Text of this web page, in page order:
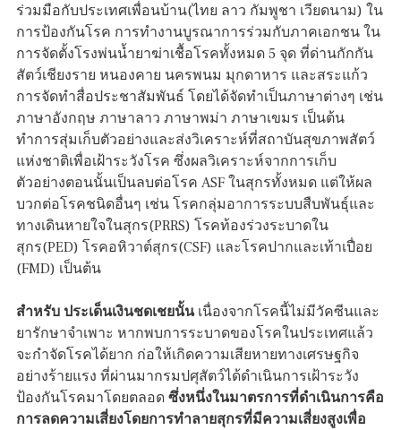
ร่วมมือกับประเทศเพื่อนบ้าน(ไทย ลาว กัมพูชา เวียดนาม) ใน
การป้องกันโรค การทำงานบูรณาการร่วมกับภาคเอกชน ใน
การจัดตั้งโรงพ่นน้ำยาฆ่าเชื้อโรคทั้งหมด 5 จุด ที่ด่านกักกัน
สัตว์เชียงราย หนองคาย นครพนม มุกดาหาร และสระแก้ว
การจัดทำสื่อประชาสัมพันธ์ โดยได้จัดทำเป็นภาษาต่างๆ เช่น
ภาษาอังกฤษ ภาษาลาว ภาษาพม่า ภาษาเขมร เป็นต้น
ทำการสุ่มเก็บตัวอย่างและส่งวิเคราะห์ที่สถาบันสุขภาพสัตว์
แห่งชาติเพื่อเฝ้าระวังโรค ซึ่งผลวิเคราะห์จากการเก็บ
ตัวอย่างตอนนั้นเป็นลบต่อโรค ASF ในสุกรทั้งหมด แต่ให้ผล
บวกต่อโรคชนิดอื่นๆ เช่น โรคกลุ่มอาการระบบสืบพันธุ์และ
ทางเดินหายใจในสุกร(PRRS) โรคท้องร่วงระบาดใน
สุกร(PED) โรคอหิวาต์สุกร(CSF) และโรคปากและเท้าเปื่อย
(FMD) เป็นต้น
สำหรับ ประเด็นเงินชดเชยนั้นเนื่องจากโรคนี้ไม่มีวัคซีนและ
ยารักษาจำเพาะ หากพบการระบาดของโรคในประเทศแล้ว
จะกำจัดโรคได้ยาก ก่อให้เกิดความเสียหายทางเศรษฐกิจ
อย่างร้ายแรง ที่ผ่านมากรมปศุสัตว์ได้ดำเนินการเฝ้าระวัง
ป้องกันโรคมาโดยตลอด ซึ่งหนึ่งในมาตรการที่ดำเนินการคือ
การลดความเสี่ยงโดยการทำลายสุกรที่มีความเสี่ยงสูงเพื่อ